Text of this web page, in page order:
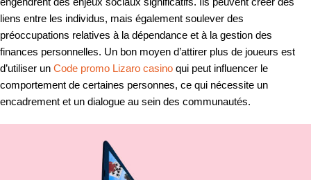
liens entre les individus, mais également soulever des
préoccupations relatives à la dépendance et à la gestion des
finances personnelles. Un bon moyen d’attirer plus de joueurs est
d’utiliser un Code promo Lizaro casino qui peut influencer le
comportement de certaines personnes, ce qui nécessite un
encadrement et un dialogue au sein des communautés.